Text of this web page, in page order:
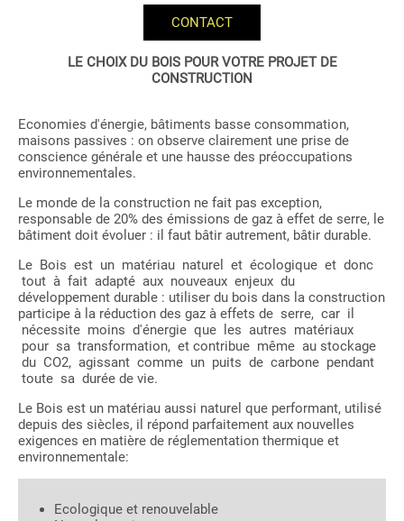
CONTACT
LE CHOIX DU BOIS POUR VOTRE PROJET DE
CONSTRUCTION
Economies d'énergie, bâtiments basse consommation,
maisons passives : on observe clairement une prise de
conscience générale et une hausse des préoccupations
environnementales.
Le monde de la construction ne fait pas exception,
responsable de 20% des émissions de gaz à effet de serre, le
bâtiment doit évoluer : il faut bâtir autrement, bâtir durable.
Le Bois est un matériau naturel et écologique et donc
tout à fait adapté aux nouveaux enjeux du
développement durable : utiliser du bois dans la construction
participe à la réduction des gaz à effets de serre, car il
nécessite moins d'énergie que les autres matériaux
pour sa transformation, et contribue même au stockage
du CO2, agissant comme un puits de carbone pendant
toute sa durée de vie.
Le Bois est un matériau aussi naturel que performant, utilisé
depuis des siècles, il répond parfaitement aux nouvelles
exigences en matière de réglementation thermique et
environnementale:
Ecologique et renouvelable